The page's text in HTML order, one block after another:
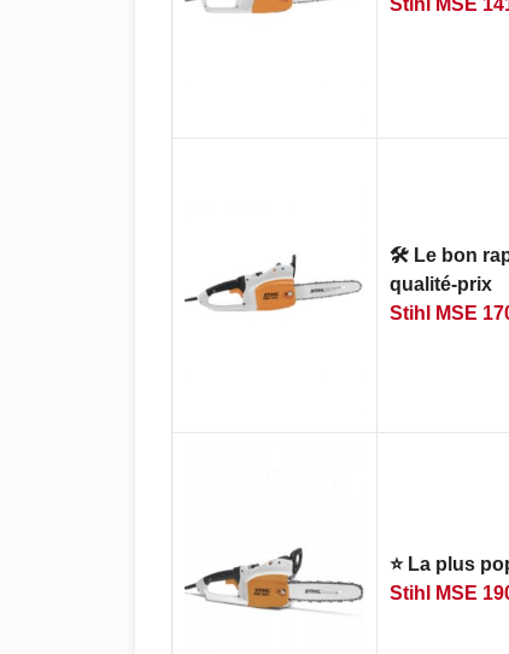
Stihl MSE
🛠️ Le bon
qualité-prix
Stihl MSE
⭐ La plus
Stihl MSE